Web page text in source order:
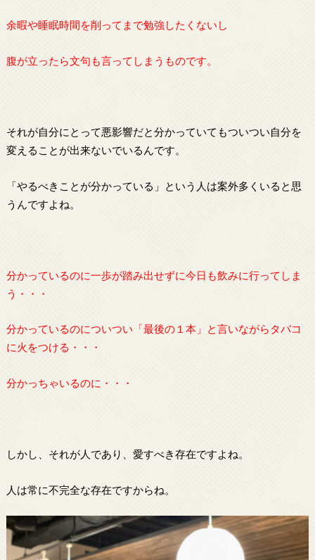
余暇や睡眠時間を削ってまで勉強したくないし
腹が立ったら文句も言ってしまうものです。
それが自分にとって悪影響だと分かっていてもついつい自分を
変えることが出来ないでいるんです。
「やるべきことが分かっている」という人は案外多くいると思
うんですよね。
分かっているのに一歩が踏み出せずに今日も飲みに行ってしま
う・・・
分かっているのについつい「最後の１本」と言いながらタバコ
に火をつける・・・
分かっちゃいるのに・・・
しかし、それが人であり、愛すべき存在ですよね。
人は常に不完全な存在ですからね。